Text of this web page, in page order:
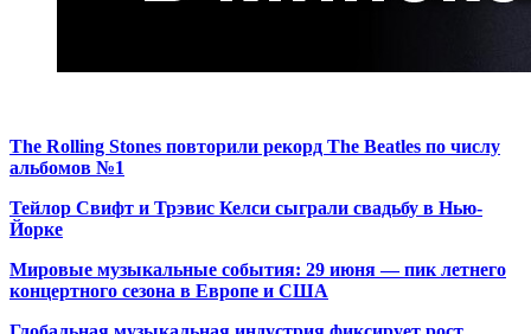
The Rolling Stones повторили рекорд The Beatles по числу
альбомов №1
Тейлор Свифт и Трэвис Келси сыграли свадьбу в Нью-
Йорке
Мировые музыкальные события: 29 июня — пик летнего
концертного сезона в Европе и США